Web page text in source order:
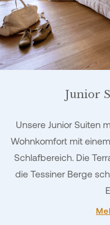
Junior
Unsere Junior Suiten
Wohnkomfort mit
Schlafbereich. Die
die Tessiner Berge